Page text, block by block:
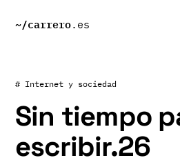
~/carrero.es
# Internet y sociedad
Sin tiempo
escribir.26